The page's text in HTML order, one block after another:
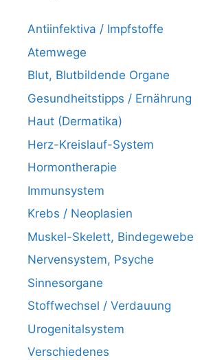
Antiinfektiva / Impfstoffe
Atemwege
Blut, Blutbildende Organe
Gesundheitstipps / Ernährung
Haut (Dermatika)
Herz-Kreislauf-System
Hormontherapie
Immunsystem
Krebs / Neoplasien
Muskel-Skelett, Bindegewebe
Nervensystem, Psyche
Sinnesorgane
Stoffwechsel / Verdauung
Urogenitalsystem
Verschiedenes